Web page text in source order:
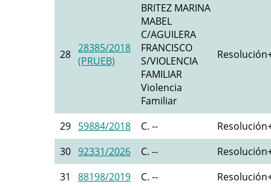
28 28385/2018
(PRUEB)
BRITEZ MARINA
MABEL
C/AGUILERA
FRANCISCO
S/VIOLENCIA
FAMILIAR
Violencia
Familiar
29 59884/2018 C. --
30 92331/2026 C. --
31
88198/2019 C. --